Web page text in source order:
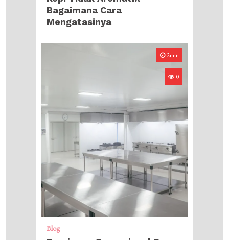
Bagaimana Cara
Mengatasinya
2min
0
Blog